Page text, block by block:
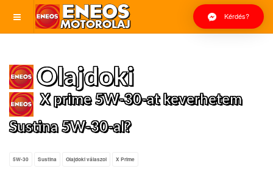
Kérdés?
Olajdoki
X prime 5W-30-at keverhetem
Sustina 5W-30-al?
5W-30 Sustina Olajdoki válaszol X Prime